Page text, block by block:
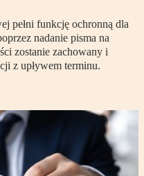
pełni funkcję ochronną dla
nadanie pisma na
zostanie zachowany i
z upływem terminu.